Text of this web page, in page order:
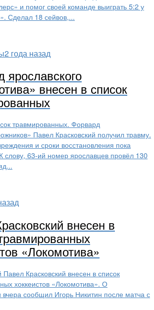
и помог своей команде выиграть 5:2 у
Сделал 18 сейвов,...
2 года назад
ярославского
внесен в список
травмированных. Форвард
Павел Красковский получил травму.
и сроки восстановления пока
слову, 63-ий номер ярославцев провёл 130
внесен в
«Локомотива»
Красковский внесен в список
хоккеистов «Локомотива». О
сообщил Игорь Никитин после матча с